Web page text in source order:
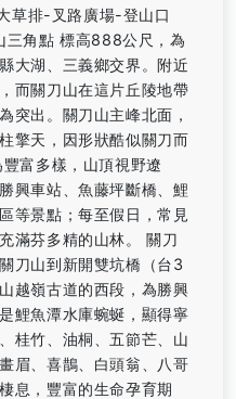
草排-叉路廣場-登山口
三角點 標高888公尺，為
大湖、三義鄉交界。附近
而關刀山在這片丘陵地帶
突出。關刀山主峰北面，
擎天，因形狀酷似關刀而
富多樣，山頂視野遼
興車站、魚藤坪斷橋、鯉
等景點；每至假日，常見
滿芬多精的山林。 關刀
刀山到新開雙坑橋（台3
越嶺古道的西段，為勝興
鯉魚潭水庫蜿蜒，顯得寧
桂竹、油桐、五節芒、山
眉、喜鵲、白頭翁、八哥
息，豐富的生命孕育期